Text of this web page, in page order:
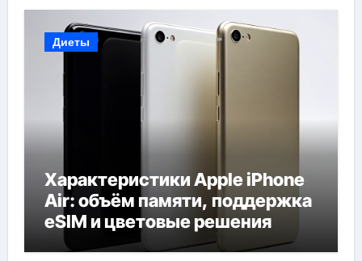
Диеты
Характеристики Apple iPhone
Air: объём памяти, поддержка
eSIM и цветовые решения